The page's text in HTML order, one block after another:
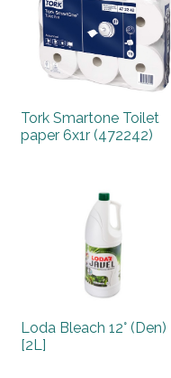
Tork Smartone Toilet
paper 6x1r (472242)
Loda Bleach 12° (Den)
[2L]